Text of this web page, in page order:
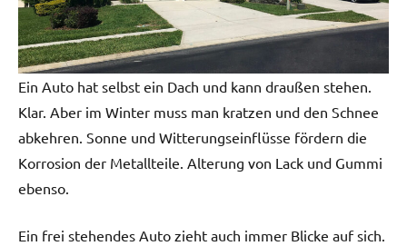
Ein Auto hat selbst ein Dach und kann draußen stehen.
Klar. Aber im Winter muss man kratzen und den Schnee
abkehren. Sonne und Witterungseinflüsse fördern die
Korrosion der Metallteile. Alterung von Lack und Gummi
ebenso.
Ein frei stehendes Auto zieht auch immer Blicke auf sich.